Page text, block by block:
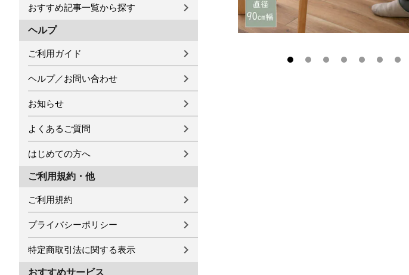
おすすめ記事一覧から探す
ヘルプ
ご利用ガイド
ヘルプ／お問い合わせ
お知らせ
よくあるご質問
はじめての方へ
ご利用規約・他
ご利用規約
プライバシーポリシー
特定商取引法に関する表示
おすすめサービス